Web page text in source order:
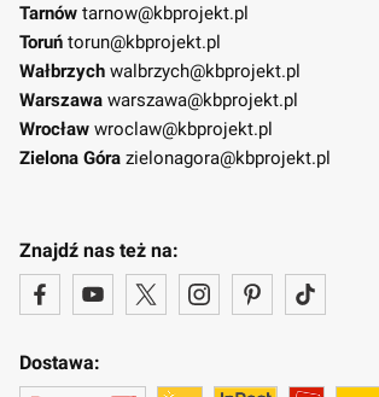
Tarnów tarnow@kbprojekt.pl
Toruń torun@kbprojekt.pl
Wałbrzych walbrzych@kbprojekt.pl
Warszawa warszawa@kbprojekt.pl
Wrocław wroclaw@kbprojekt.pl
Zielona Góra zielonagora@kbprojekt.pl
Znajdź nas też na:
Dostawa: